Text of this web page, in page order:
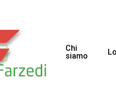
Chi
siamo